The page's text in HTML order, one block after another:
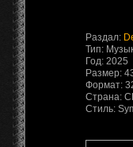
Раздал:
Тип:
Год: 2025
Размер:
Формат:
Страна:
Стиль: